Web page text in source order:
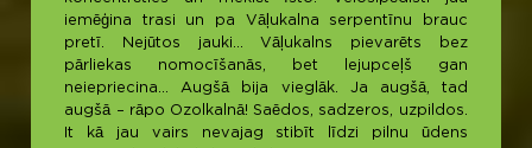
iemēģina trasi un pa Vāļukalna serpentīnu brauc
pretī. Nejūtos jauki… Vāļukalns pievarēts bez
pārliekas nomocīšanās, bet lejupceļš gan
neiepriecina… Augšā bija vieglāk. Ja augšā, tad
augšā – rāpo Ozolkalnā! Saēdos, sadzeros, uzpildos.
It kā jau vairs nevajag stibīt līdzi pilnu ūdens